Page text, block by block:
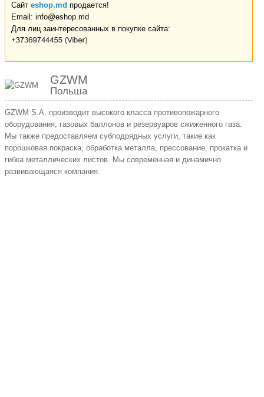
Сайт eshop.md продается!
Email: info@eshop.md
Для лиц заинтересованных в покупке сайта:
GZWM
Польша
GZWM S.A. производит высокого класса противопожарного
оборудования, газовых баллонов и резервуаров сжиженного газа.
Мы также предоставляем субподрядных услуги, такие как
порошковая покраска, обработка металла, прессование, прокатка и
гибка металлических листов. Мы современная и динамично
развивающаяся компания.